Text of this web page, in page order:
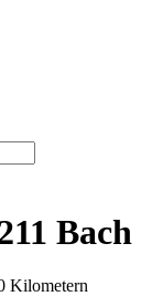
Bach
Kilometern